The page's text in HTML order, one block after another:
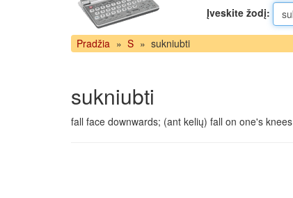
Įveskite žodį:
Pradžia » S » sukniubti
sukniubti
fall face downwards; (ant kelių) fall on one's knees